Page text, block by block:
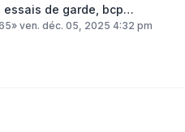
essais de garde, bcp…
» ven. déc. 05, 2025 4:32 pm